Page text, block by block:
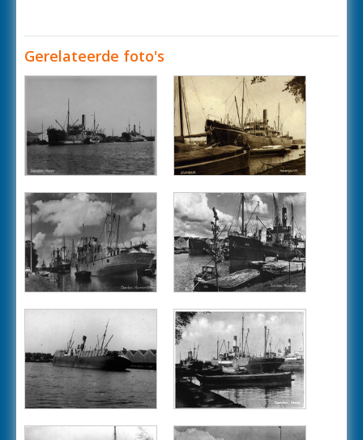
Gerelateerde foto's